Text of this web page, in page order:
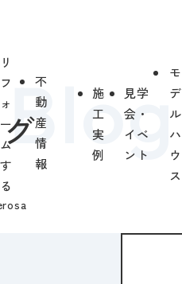
リ
フ
ォ
ー
ム
す
る
不
動
産
情
報
施
工
実
例
見学
会・
イベ
ント
モ
デ
ル
ハ
ウ
ス